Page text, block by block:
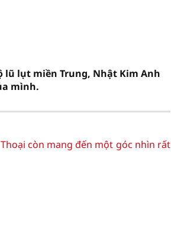
lũ lụt miền Trung, Nhật Kim Anh
mình.
còn mang đến một góc nhìn rất